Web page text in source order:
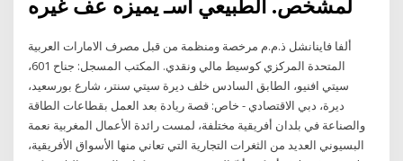
ألفا فاينانشل ذ.م.م مرخصة ومنظمة من قبل مصرف الامارات العربية
المتحدة المركزي كوسيط مالي ونقدي. المكتب المسجل: جناح 601،
سيتي افنيو، الطابق السادس خلف ديرة سيتي سنتر، شارع بورسعيد،
ديرة، دبي الاقتصادي - خاص: قصة ريادة بعد العمل بقطاعات الطاقة
والصناعة في بلدان أفريقية مختلفة، لمست رائدة الأعمال المغربية نعمة
البسيوني العديد من الثغرات التجارية التي تعاني منها الأسواق الأفريقية،